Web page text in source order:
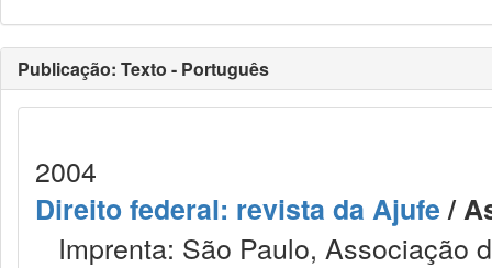
Publicação: Texto - Português
2004
Direito federal: revista da Ajufe/
Imprenta: São Paulo, Associação